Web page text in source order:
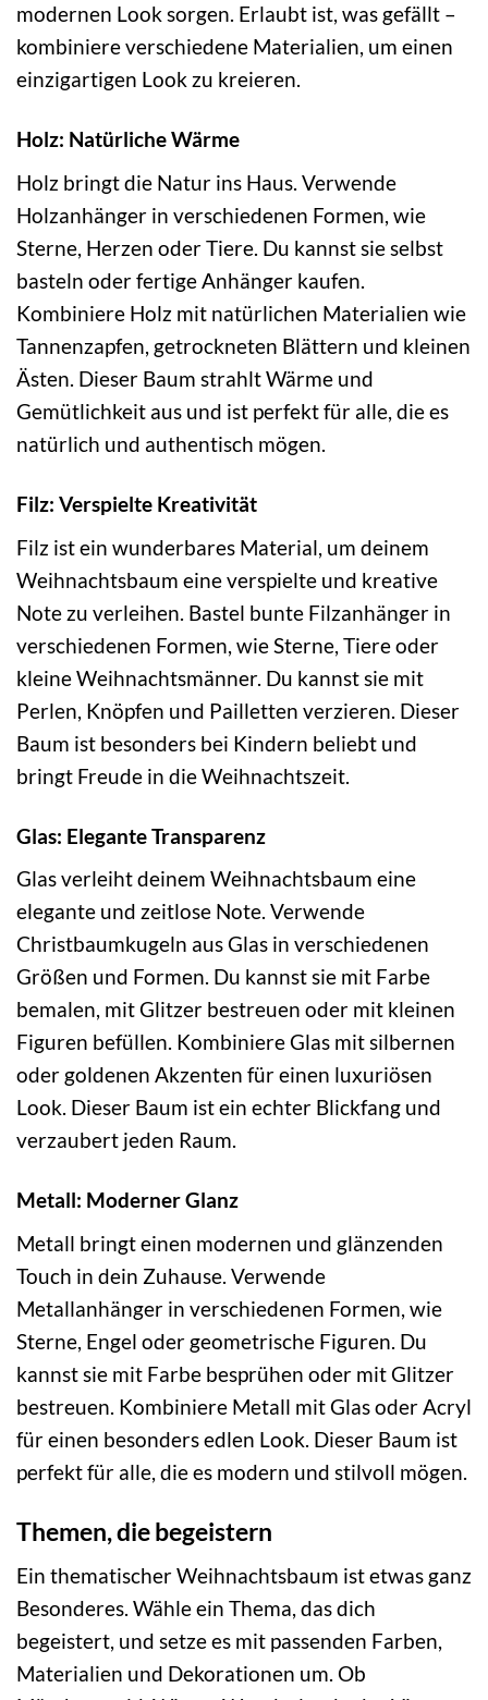
modernen Look sorgen. Erlaubt ist, was gefällt –
kombiniere verschiedene Materialien, um einen
einzigartigen Look zu kreieren.
Holz: Natürliche Wärme
Holz bringt die Natur ins Haus. Verwende
Holzanhänger in verschiedenen Formen, wie
Sterne, Herzen oder Tiere. Du kannst sie selbst
basteln oder fertige Anhänger kaufen.
Kombiniere Holz mit natürlichen Materialien wie
Tannenzapfen, getrockneten Blättern und kleinen
Ästen. Dieser Baum strahlt Wärme und
Gemütlichkeit aus und ist perfekt für alle, die es
natürlich und authentisch mögen.
Filz: Verspielte Kreativität
Filz ist ein wunderbares Material, um deinem
Weihnachtsbaum eine verspielte und kreative
Note zu verleihen. Bastel bunte Filzanhänger in
verschiedenen Formen, wie Sterne, Tiere oder
kleine Weihnachtsmänner. Du kannst sie mit
Perlen, Knöpfen und Pailletten verzieren. Dieser
Baum ist besonders bei Kindern beliebt und
bringt Freude in die Weihnachtszeit.
Glas: Elegante Transparenz
Glas verleiht deinem Weihnachtsbaum eine
elegante und zeitlose Note. Verwende
Christbaumkugeln aus Glas in verschiedenen
Größen und Formen. Du kannst sie mit Farbe
bemalen, mit Glitzer bestreuen oder mit kleinen
Figuren befüllen. Kombiniere Glas mit silbernen
oder goldenen Akzenten für einen luxuriösen
Look. Dieser Baum ist ein echter Blickfang und
verzaubert jeden Raum.
Metall: Moderner Glanz
Metall bringt einen modernen und glänzenden
Touch in dein Zuhause. Verwende
Metallanhänger in verschiedenen Formen, wie
Sterne, Engel oder geometrische Figuren. Du
kannst sie mit Farbe besprühen oder mit Glitzer
bestreuen. Kombiniere Metall mit Glas oder Acryl
für einen besonders edlen Look. Dieser Baum ist
perfekt für alle, die es modern und stilvoll mögen.
Themen, die begeistern
Ein thematischer Weihnachtsbaum ist etwas ganz
Besonderes. Wähle ein Thema, das dich
begeistert, und setze es mit passenden Farben,
Materialien und Dekorationen um. Ob